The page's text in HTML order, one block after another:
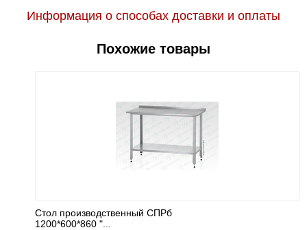
Информация о способах доставки и оплаты
Похожие товары
Стол производственный СПРб
1200*600*860 "...